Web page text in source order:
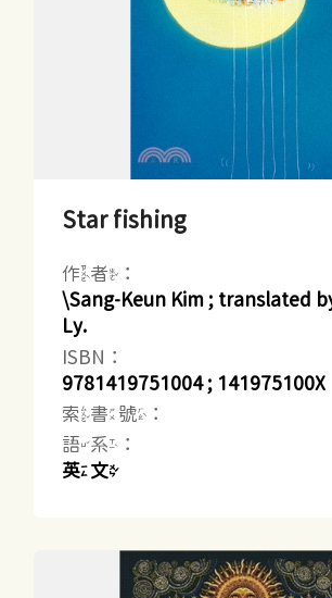
Star fishing
作者：
\Sang-Keun Kim ; translated
Ly.
ISBN：
9781419751004 ; 141975100X
索書號：
語系：
英文